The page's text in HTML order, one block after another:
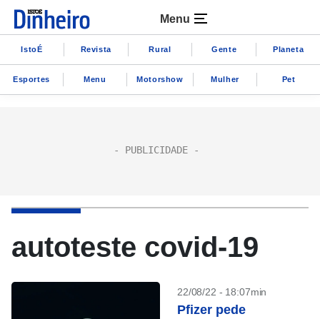
Menu
IstoÉ Revista Rural Gente Planeta
Esportes Menu Motorshow Mulher Pet
autoteste covid-19
22/08/22 - 18:07min
Pfizer pede